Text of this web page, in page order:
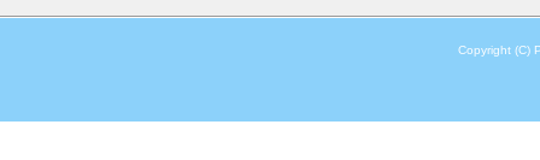
Copyright (C)